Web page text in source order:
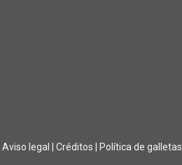
Aviso legal Créditos Política de galletas